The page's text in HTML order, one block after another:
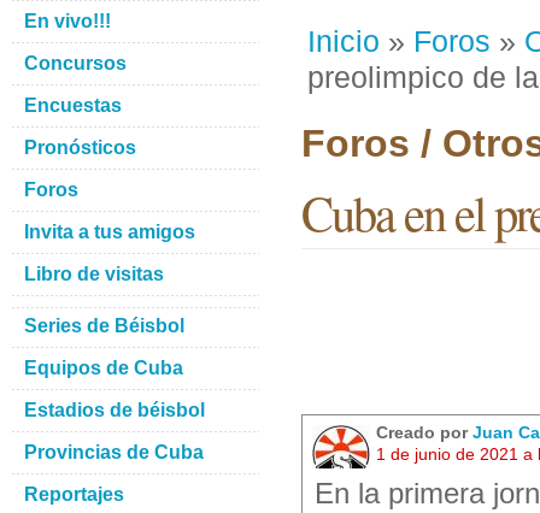
Inicio » Foros »
preolimpico de
Foros /
Cuba en el
Creado porJuan
1 de junio de 2021 a
En la primera
En vivo!!!
Concursos
Encuestas
Pronósticos
Foros
Invita a tus amigos
Libro de visitas
Series de Béisbol
Equipos de Cuba
Estadios de béisbol
Provincias de Cuba
Reportajes